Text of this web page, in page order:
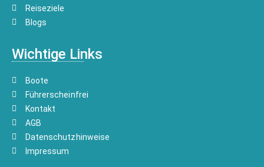
Reiseziele
Blogs
Wichtige Links
Boote
Führerscheinfrei
Kontakt
AGB
Datenschutzhinweise
Impressum